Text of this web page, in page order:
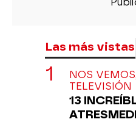
Las más vistas
NOS
TELEVISIÓN
13